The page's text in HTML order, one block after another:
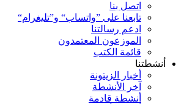
اتصل بنا
تابعنا على ”واتساب“ و”تليغرام“
ادعم رسالتنا
الموزعون المعتمدون
قائمة الكتب
أنشطتنا
أخبار الزيتونة
آخر الأنشطة
أنشطة قادمة